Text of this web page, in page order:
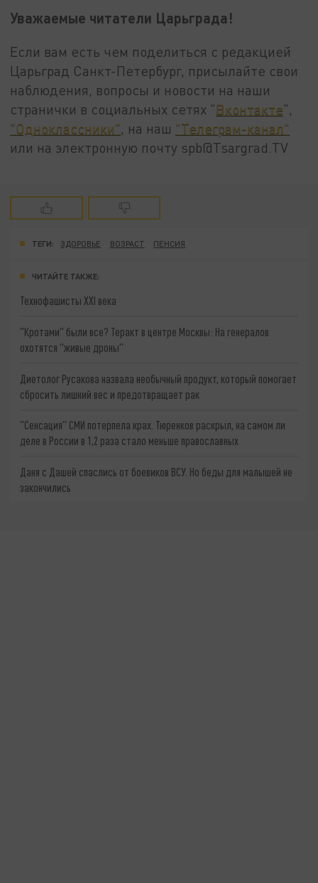
Уважаемые читатели Царьграда!
Если вам есть чем поделиться с редакцией
Царьград Санкт-Петербург, присылайте свои
наблюдения, вопросы и новости на наши
странички в социальных сетях "Вконтакте",
"Одноклассники", на наш "Телеграм-канал"
или на электронную почту spb@Tsargrad.TV
ТЕГИ: ЗДОРОВЬЕ ВОЗРАСТ ПЕНСИЯ
ЧИТАЙТЕ ТАКЖЕ:
Технофашисты XXI века
"Кротами" были все? Теракт в центре Москвы: На генералов
охотятся "живые дроны"
Диетолог Русакова назвала необычный продукт, который помогает
сбросить лишний вес и предотвращает рак
"Сенсация" СМИ потерпела крах. Тюренков раскрыл, на самом ли
деле в России в 1,2 раза стало меньше православных
Даня с Дашей спаслись от боевиков ВСУ. Но беды для малышей не
закончились